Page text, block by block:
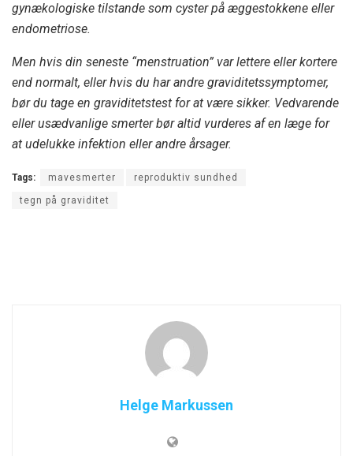
gynækologiske tilstande som cyster på æggestokkene eller
endometriose.
Men hvis din seneste “menstruation” var lettere eller kortere
end normalt, eller hvis du har andre graviditetssymptomer,
bør du tage en graviditetstest for at være sikker. Vedvarende
eller usædvanlige smerter bør altid vurderes af en læge for
at udelukke infektion eller andre årsager.
Tags: mavesmerter reproduktiv sundhed
tegn på graviditet
Helge Markussen